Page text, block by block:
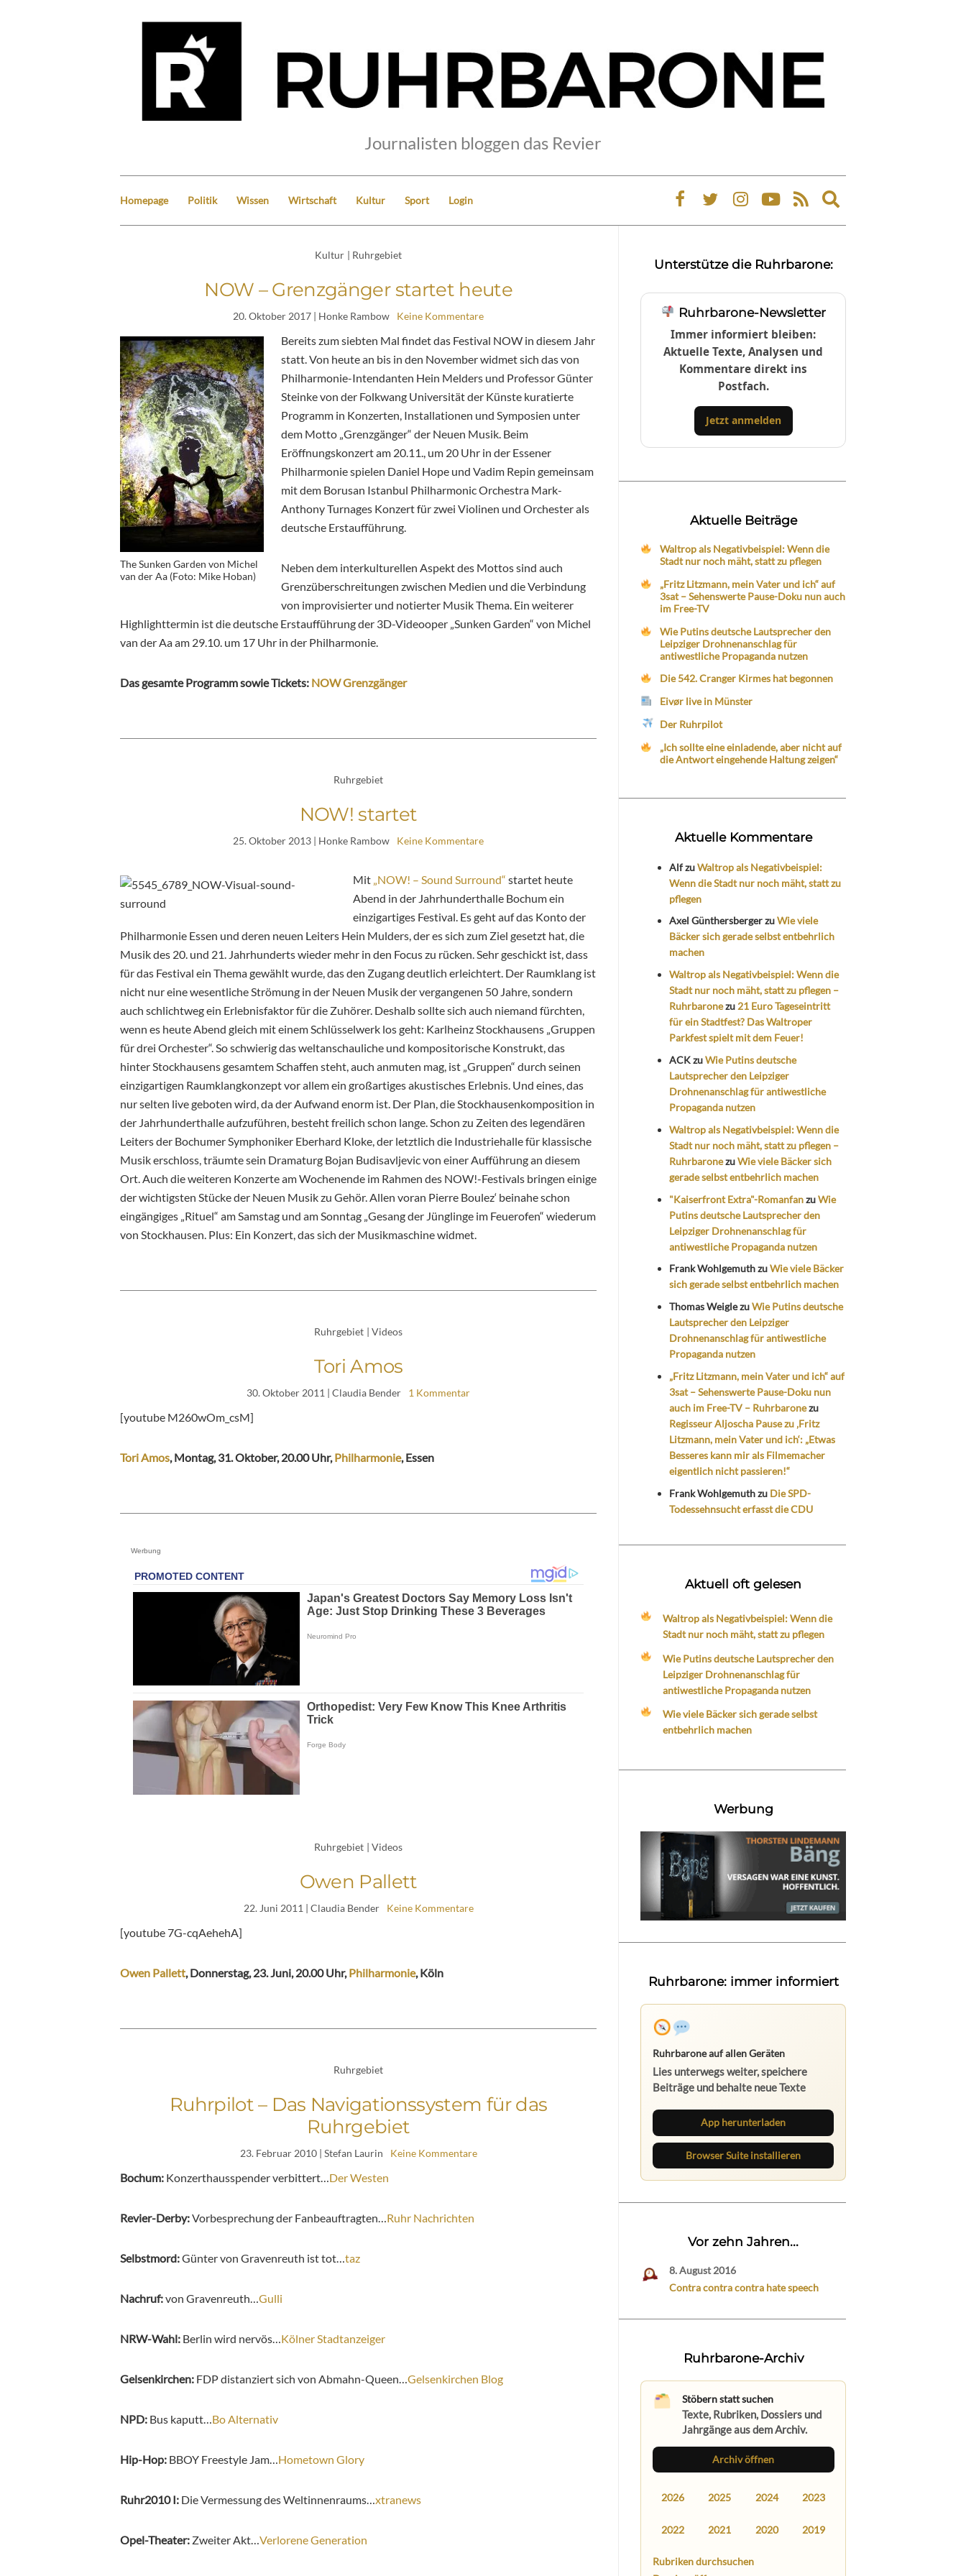
Journalisten bloggen das Revier
Homepage Politik Wissen Wirtschaft Kultur Sport Login
Expand
search
Kultur | Ruhrgebiet
NOW – Grenzgänger startet heute
20. Oktober 2017 | Honke Rambow Keine Kommentare
The Sunken Garden von Michel
van der Aa (Foto: Mike Hoban)
Bereits zum siebten Mal findet das Festival NOW in diesem Jahr
statt. Von heute an bis in den November widmet sich das von
Philharmonie-Intendanten Hein Melders und Professor Günter
Steinke von der Folkwang Universität der Künste kuratierte
Programm in Konzerten, Installationen und Symposien unter
dem Motto „Grenzgänger“ der Neuen Musik. Beim
Eröffnungskonzert am 20.11., um 20 Uhr in der Essener
Philharmonie spielen Daniel Hope und Vadim Repin gemeinsam
mit dem Borusan Istanbul Philharmonic Orchestra Mark-
Anthony Turnages Konzert für zwei Violinen und Orchester als
deutsche Erstaufführung.
Neben dem interkulturellen Aspekt des Mottos sind auch
Grenzüberschreitungen zwischen Medien und die Verbindung
von improvisierter und notierter Musik Thema. Ein weiterer
Highlighttermin ist die deutsche Erstaufführung der 3D-Videooper „Sunken Garden“ von Michel
van der Aa am 29.10. um 17 Uhr in der Philharmonie.
Das gesamte Programm sowie Tickets: NOW Grenzgänger
Ruhrgebiet
NOW! startet
25. Oktober 2013 | Honke Rambow Keine Kommentare
Mit „NOW! – Sound Surround“ startet heute
Abend in der Jahrhunderthalle Bochum ein
einzigartiges Festival. Es geht auf das Konto der
Philharmonie Essen und deren neuen Leiters Hein Mulders, der es sich zum Ziel gesetzt hat, die
Musik des 20. und 21. Jahrhunderts wieder mehr in den Focus zu rücken. Sehr geschickt ist, dass
für das Festival ein Thema gewählt wurde, das den Zugang deutlich erleichtert. Der Raumklang ist
nicht nur eine wesentliche Strömung in der Neuen Musik der vergangenen 50 Jahre, sondern
auch schlichtweg ein Erlebnisfaktor für die Zuhörer. Deshalb sollte sich auch niemand fürchten,
wenn es heute Abend gleich mit einem Schlüsselwerk los geht: Karlheinz Stockhausens „Gruppen
für drei Orchester“. So schwierig das weltanschauliche und kompositorische Konstrukt, das
hinter Stockhausens gesamtem Schaffen steht, auch anmuten mag, ist „Gruppen“ durch seinen
einzigartigen Raumklangkonzept vor allem ein großartiges akustisches Erlebnis. Und eines, das
nur selten live geboten wird, da der Aufwand enorm ist. Der Plan, die Stockhausenkomposition in
der Jahrhunderthalle aufzuführen, besteht freilich schon lange. Schon zu Zeiten des legendären
Leiters der Bochumer Symphoniker Eberhard Kloke, der letztlich die Industriehalle für klassische
Musik erschloss, träumte sein Dramaturg Bojan Budisavljevic von einer Aufführung an diesem
Ort. Auch die weiteren Konzerte am Wochenende im Rahmen des NOW!-Festivals bringen einige
der wichtigsten Stücke der Neuen Musik zu Gehör. Allen voran Pierre Boulez‘ beinahe schon
eingängiges „Rituel“ am Samstag und am Sonntag „Gesang der Jünglinge im Feuerofen“ wiederum
von Stockhausen. Plus: Ein Konzert, das sich der Musikmaschine widmet.
Ruhrgebiet | Videos
Tori Amos
30. Oktober 2011 | Claudia Bender 1 Kommentar
[youtube M260wOm_csM]
Tori Amos, Montag, 31. Oktober, 20.00 Uhr, Philharmonie, Essen
Werbung
Ruhrgebiet | Videos
Owen Pallett
22. Juni 2011 | Claudia Bender Keine Kommentare
[youtube 7G-cqAehehA]
Owen Pallett, Donnerstag, 23. Juni, 20.00 Uhr,Philharmonie, Köln
Ruhrgebiet
Ruhrpilot – Das Navigationssystem für das
Ruhrgebiet
23. Februar 2010| Stefan Laurin Keine Kommentare
Bochum: Konzerthausspender verbittert…Der Westen
Revier-Derby:Vorbesprechung der Fanbeauftragten…Ruhr Nachrichten
Selbstmord:Günter von Gravenreuth ist tot…taz
Nachruf:von Gravenreuth…Gulli
NRW-Wahl: Berlin wird nervös…Kölner Stadtanzeiger
Gelsenkirchen: FDP distanziert sich von Abmahn-Queen…Gelsenkirchen Blog
NPD: Bus kaputt…Bo Alternativ
Hip-Hop: BBOY Freestyle Jam…Hometown Glory
Ruhr2010 I: Die Vermessung des Weltinnenraums…xtranews
Opel-Theater: Zweiter Akt…Verlorene Generation
Unterstütze die Ruhrbarone:
Ruhrbarone-Newsletter
Immer informiert bleiben:
Aktuelle Texte, Analysen und
Kommentare direkt ins
Postfach.
Jetzt anmelden
Aktuelle Beiträge
Waltrop als Negativbeispiel: Wenn die
Stadt nur noch mäht, statt zu pflegen
„Fritz Litzmann, mein Vater und ich“ auf
3sat – Sehenswerte Pause-Doku nun auch
im Free-TV
Wie Putins deutsche Lautsprecher den
Leipziger Drohnenanschlag für
antiwestliche Propaganda nutzen
Die 542. Cranger Kirmes hat begonnen
Eivør live in Münster
Der Ruhrpilot
„Ich sollte eine einladende, aber nicht auf
die Antwort eingehende Haltung zeigen“
Aktuelle Kommentare
AlfzuWaltrop als Negativbeispiel:
Wenn die Stadt nur noch mäht, statt zu
pflegen
Axel GünthersbergerzuWie viele
Bäcker sich gerade selbst entbehrlich
machen
Waltrop als Negativbeispiel: Wenn die
Stadt nur noch mäht, statt zu pflegen –
Ruhrbaronezu 21 Euro Tageseintritt
für ein Stadtfest? Das Waltroper
Parkfest spielt mit dem Feuer!
ACKzuWie Putins deutsche
Lautsprecher den Leipziger
Drohnenanschlag für antiwestliche
Propaganda nutzen
Waltrop als Negativbeispiel: Wenn die
Stadt nur noch mäht, statt zu pflegen –
RuhrbaronezuWie viele Bäcker sich
gerade selbst entbehrlich machen
"Kaiserfront Extra"-RomanfanzuWie
Putins deutsche Lautsprecher den
Leipziger Drohnenanschlag für
antiwestliche Propaganda nutzen
Frank WohlgemuthzuWie viele Bäcker
sich gerade selbst entbehrlich machen
Thomas WeiglezuWie Putins deutsche
Lautsprecher den Leipziger
Drohnenanschlag für antiwestliche
Propaganda nutzen
„Fritz Litzmann, mein Vater und ich“ auf
3sat – Sehenswerte Pause-Doku nun
auch im Free-TV – Ruhrbaronezu
Regisseur Aljoscha Pause zu ‚Fritz
Litzmann, mein Vater und ich‘: „Etwas
Besseres kann mir als Filmemacher
eigentlich nicht passieren!“
Frank Wohlgemuthzu Die SPD-
Todessehnsucht erfasst die CDU
Aktuell oft gelesen
Waltrop als Negativbeispiel: Wenn die
Stadt nur noch mäht, statt zu pflegen
Wie Putins deutsche Lautsprecher den
Leipziger Drohnenanschlag für
antiwestliche Propaganda nutzen
Wie viele Bäcker sich gerade selbst
entbehrlich machen
Werbung
Ruhrbarone: immer informiert
Ruhrbarone auf allen Geräten
Lies unterwegs weiter, speichere
Beiträge und behalte neue Texte
App herunterladen
Browser Suite installieren
Vor zehn Jahren...
8. August 2016
Contra contra contra hate speech
Ruhrbarone-Archiv
Stöbern statt suchen
Texte, Rubriken, Dossiers und
Jahrgänge aus dem Archiv.
Archiv öffnen
2026 2025 2024 2023
2022 2021 2020 2019
Rubriken durchsuchen